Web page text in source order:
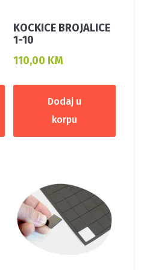
KOCKICE BROJALICE
1-10
110,00 KM
Dodaj u
korpu